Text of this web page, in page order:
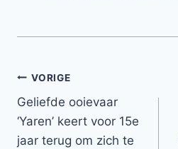
Bericht
navigatie
VORIGE
Geliefde ooievaar
‘Yaren’ keert voor 15e
jaar terug om zich te